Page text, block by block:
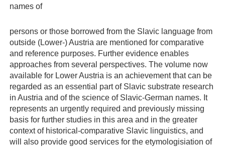
names of
persons or those borrowed from the Slavic language from
outside (Lower-) Austria are mentioned for comparative
and reference purposes. Further evidence enables
approaches from several perspectives. The volume now
available for Lower Austria is an achievement that can be
regarded as an essential part of Slavic substrate research
in Austria and of the science of Slavic-German names. It
represents an urgently required and previously missing
basis for further studies in this area and in the greater
context of historical-comparative Slavic linguistics, and
will also provide good services for the etymologisiation of